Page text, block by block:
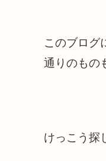
このブログ
通りのもの
けっこう探